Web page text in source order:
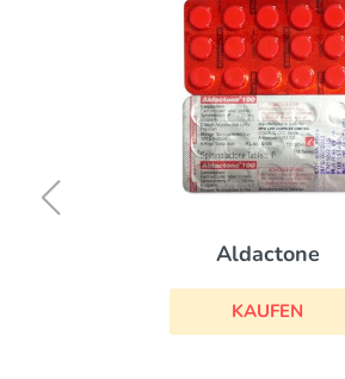
Aldactone
KAUFEN